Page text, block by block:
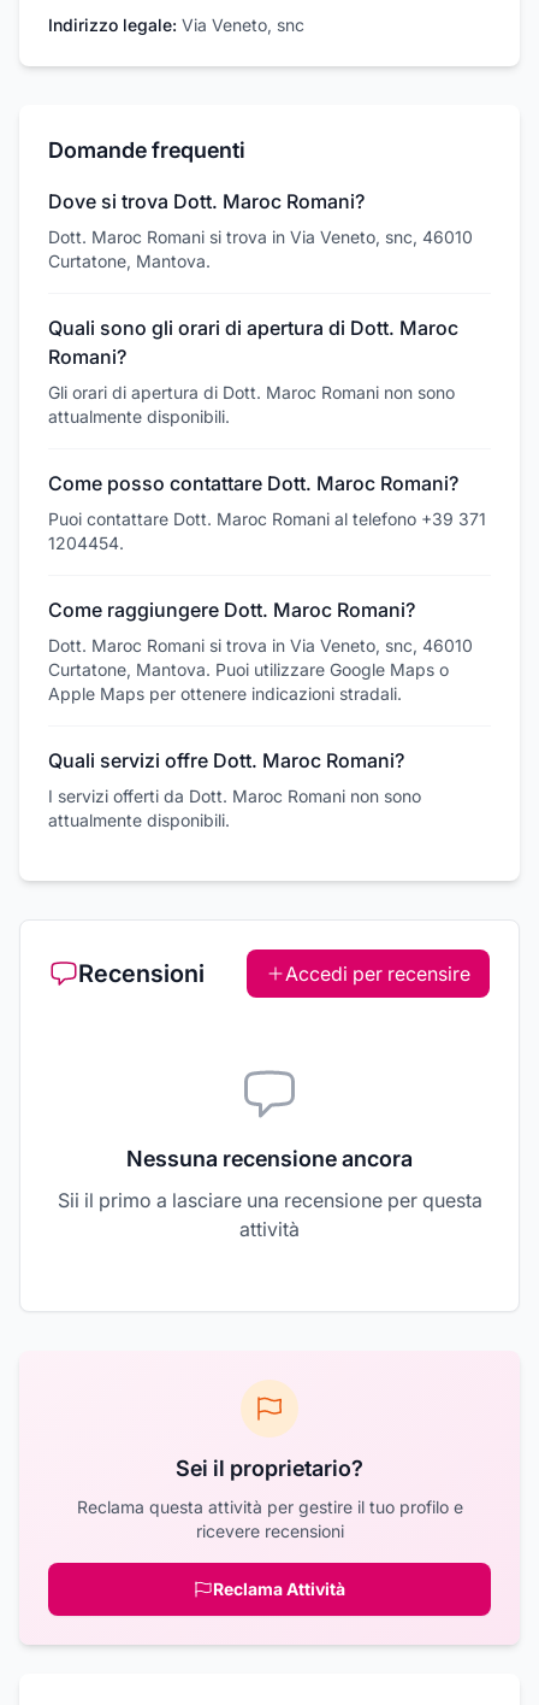
Indirizzo legale: Via Veneto, snc
Domande frequenti
Dove si trova Dott. Maroc Romani?
Dott. Maroc Romani si trova in Via Veneto, snc, 46010
Curtatone, Mantova.
Quali sono gli orari di apertura di Dott. Maroc
Romani?
Gli orari di apertura di Dott. Maroc Romani non sono
attualmente disponibili.
Come posso contattare Dott. Maroc Romani?
Puoi contattare Dott. Maroc Romani al telefono +39 371
1204454.
Come raggiungere Dott. Maroc Romani?
Dott. Maroc Romani si trova in Via Veneto, snc, 46010
Curtatone, Mantova. Puoi utilizzare Google Maps o
Apple Maps per ottenere indicazioni stradali.
Quali servizi offre Dott. Maroc Romani?
I servizi offerti da Dott. Maroc Romani non sono
attualmente disponibili.
Recensioni Accedi per recensire
Nessuna recensione ancora
Sii il primo a lasciare una recensione per questa
attività
Sei il proprietario?
Reclama questa attività per gestire il tuo profilo e
ricevere recensioni
Reclama Attività